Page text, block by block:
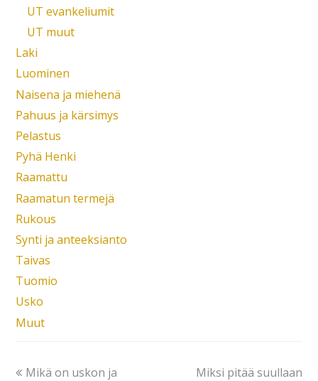
UT evankeliumit
UT muut
Laki
Luominen
Naisena ja miehenä
Pahuus ja kärsimys
Pelastus
Pyhä Henki
Raamattu
Raamatun termejä
Rukous
Synti ja anteeksianto
Taivas
Tuomio
Usko
Muut
Mikä on uskon ja
Miksi pitää suullaan